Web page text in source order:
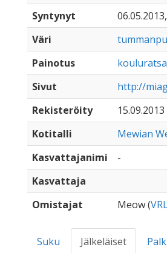
Syntynyt
Väri
Painotus
Sivut
http://
Rekisteröity
15.09.2013
Kotitalli
Mewian
Kasvattajanimi
-
Kasvattaja
Omistajat
Meow (
Suku Jälkeläiset